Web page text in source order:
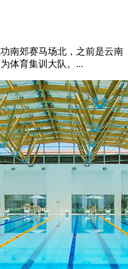
南郊赛马场北，之前是云南
体育集训大队。...